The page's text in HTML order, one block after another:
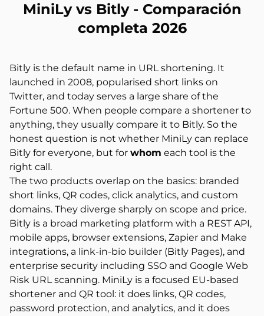
MiniLy vs Bitly - Comparación
completa 2026
Bitly is the default name in URL shortening. It
launched in 2008, popularised short links on
Twitter, and today serves a large share of the
Fortune 500. When people compare a shortener to
anything, they usually compare it to Bitly. So the
honest question is not whether MiniLy can replace
Bitly for everyone, but for whom each tool is the
right call.
The two products overlap on the basics: branded
short links, QR codes, click analytics, and custom
domains. They diverge sharply on scope and price.
Bitly is a broad marketing platform with a REST API,
mobile apps, browser extensions, Zapier and Make
integrations, a link-in-bio builder (Bitly Pages), and
enterprise security including SSO and Google Web
Risk URL scanning. MiniLy is a focused EU-based
shortener and QR tool: it does links, QR codes,
password protection, and analytics, and it does